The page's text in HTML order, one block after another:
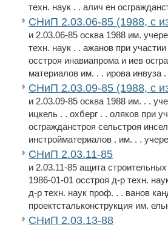
техн. наук . . алич ен
СНиП 2.03.06-85 (1988, с
и 2.03.06-85 осква 1988 им.
техн. наук . . ажанов при
осстроя инавиапрома и иев
материалов им. . . ирова инвуза
СНиП 2.03.09-85 (1988, с
и 2.03.09-85 осква 1988 им. . .
ицкель . . охберг . . оляков при
осгражданстроя сельстроя
инстройматериалов . им. . .
СНиП 2.03.11-85
и 2.03.11-85 ащита
1986-01-01 осстроя д-р техн.
д-р техн. наук проф. . . ванов
проектстальконструкция им.
СНиП 2.03.13-88